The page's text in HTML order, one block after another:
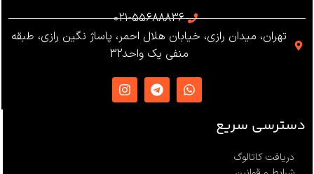
استاندارد
EN12841 ،EN341 ،ANSI Z359
،NFPA1983
ساخت
021-55688836
تهران، میدان رازی، خیابان هلال احمر، پاساژ نگین رازی، طبقه
منفی یک واحد32
دسترسی سریع
دریافت کاتالوگ